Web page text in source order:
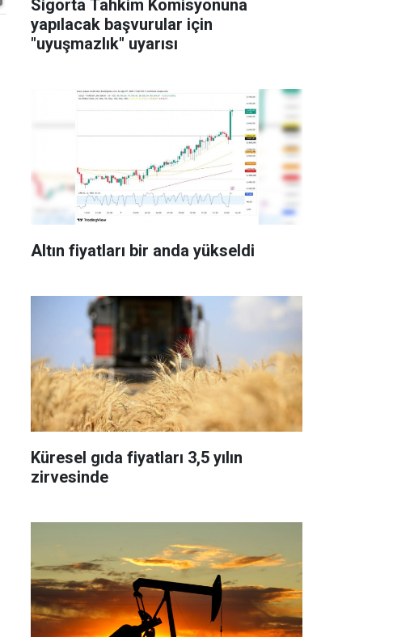
Sigorta Tahkim Komisyonuna
yapılacak başvurular için
"uyuşmazlık" uyarısı
Altın fiyatları bir anda yükseldi
Küresel gıda fiyatları 3,5 yılın
zirvesinde